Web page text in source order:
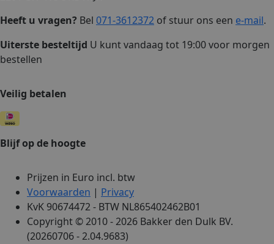
Heeft u vragen? Bel 071-3612372 of stuur ons een e-mail.
Uiterste besteltijd U kunt vandaag tot 19:00 voor morgen
bestellen
Veilig betalen
Blijf op de hoogte
Prijzen in Euro incl. btw
Voorwaarden | Privacy
KvK 90674472 - BTW NL865402462B01
Copyright © 2010 - 2026 Bakker den Dulk BV.
(20260706 - 2.04.9683)